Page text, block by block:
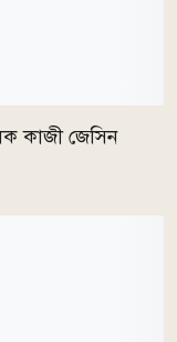
কাজী জেসিন